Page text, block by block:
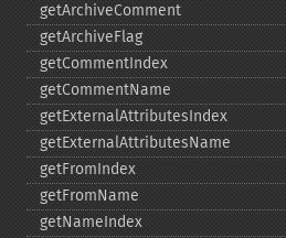
getArchiveComment
getArchiveFlag
getCommentIndex
getCommentName
getExternalAttributesIndex
getExternalAttributesName
getFromIndex
getFromName
getNameIndex